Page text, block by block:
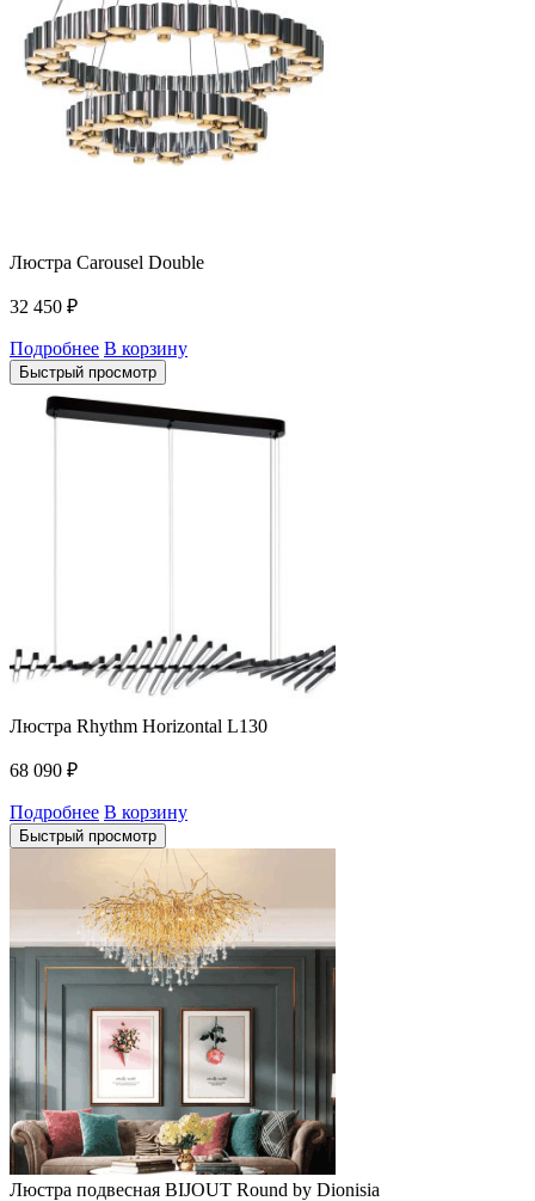
Люстра Carousel Double
32 450 ₽
Подробнее В корзину
Быстрый просмотр
Люстра Rhythm Horizontal L130
68 090 ₽
Подробнее В корзину
Быстрый просмотр
Люстра подвесная BIJOUT Round by Dionisia